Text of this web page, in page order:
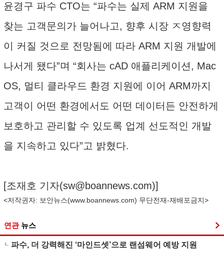
윤경구 파수 CTO는 “파수는 실제 ARM 지원을
찾는 고객문의가 늘어나고, 향후 시장 ㅈ영향력
이 커질 것으로 전망됨에 따라 ARM 지원 개발에
나서게 됐다”며 “회사는 cAD 애플리케이션, Mac
OS, 멀티 클라우드 환경 지원에 이어 ARM까지
고객이 어떤 환경에서도 어떤 데이터든 안전하게
보호하고 관리할 수 있도록 업계 선도적인 개발
을 지속하고 있다”고 밝혔다.
[조재호 기자(sw@boannews.com)]
<저작권자: 보안뉴스(www.boannews.com) 무단전재-재배포금지>
연관 뉴스
파수, 더 강력해진 ‘마인드셋’으로 랜섬웨어 예방 지원